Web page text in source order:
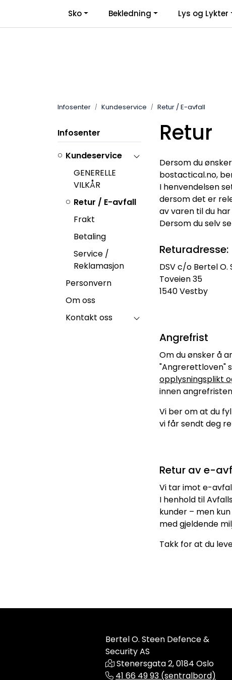
Sko Bekledning Lys og Lykter
Infosenter Kundeservice Retur / E-avfall
Infosenter
Kundeservice
GENERELLE
VILKÅR
Retur / E-avfall
Frakt
Betaling
Service /
Reklamasjon
Personvern
Om oss
Kontakt oss
Retur
Dersom du
bostactical.no,
I henvendelsen
dersom det er
av varen til du
Dersom du selv
Returadresse:
DSV c/o Bertel
Toveien 35
1540 Vestby
Angrefrist
Om du ønsker å
"Angrerettloven"
opplysningsplikt
innen
Vi ber om at du
vi får sendt deg
Retur av e-
Vi tar imot e-
I henhold til
kunder – men
med gjeldende
Takk for at du
Bertel O. Steen Defence &
Security AS
Stenersgata 2, 0184 Oslo
41 66 49 93 (sentralbord)